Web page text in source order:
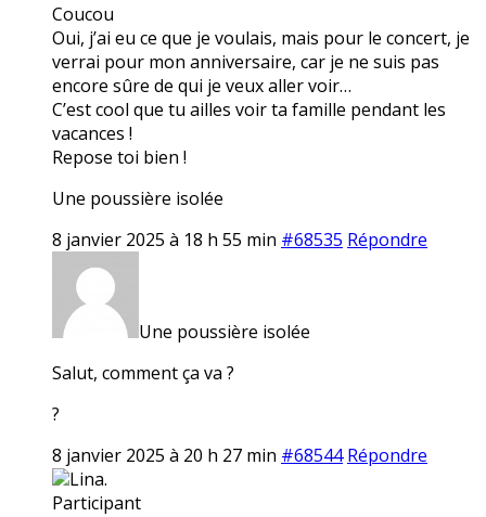
Coucou
Oui, j’ai eu ce que je voulais, mais pour le concert, je
verrai pour mon anniversaire, car je ne suis pas
encore sûre de qui je veux aller voir…
C’est cool que tu ailles voir ta famille pendant les
vacances !
Repose toi bien !
Une poussière isolée
8 janvier 2025 à 18 h 55 min #68535 Répondre
Une poussière isolée
Salut, comment ça va ?
?
8 janvier 2025 à 20 h 27 min #68544 Répondre
Lina.
Participant